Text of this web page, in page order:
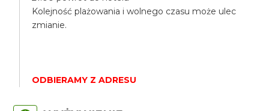
Kolejność plażowania i wolnego czasu może ulec
zmianie.
ODBIERAMY Z ADRESU